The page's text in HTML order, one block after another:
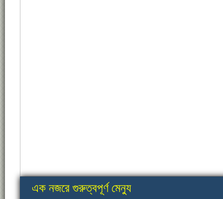
এক নজরে গুরুত্বপূর্ণ মেন্যু